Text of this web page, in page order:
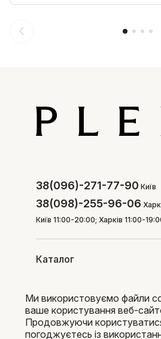
38(096)-271-77-90 Київ
38(098)-255-96-06
Київ 11:00-20:00; Харків 11:00-
Каталог
Покупцям
Ми використовуємо файли
ваше користування веб-
Продовжуючи
погоджуєтесь із